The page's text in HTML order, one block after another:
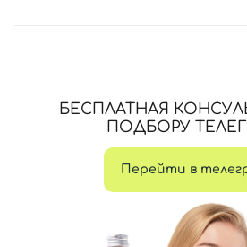
БЕСПЛАТНАЯ
ПОДБОРУ
Перейти в